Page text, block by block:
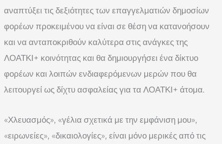
αναπτύξει τις δεξιότητες των επαγγελματιών δημοσίων
φορέων προκειμένου να είναι σε θέση να κατανοήσουν
και να ανταποκριθούν καλύτερα στις ανάγκες της
ΛΟΑΤΚΙ+ κοινότητας και θα δημιουργήσει ένα δίκτυο
φορέων και λοιπών ενδιαφερόμενων μερών που θα
λειτουργεί ως δίχτυ ασφαλείας για τα ΛΟΑΤΚΙ+ άτομα.
«Χλευασμός», «γέλια σχετικά με την εμφάνιση μου»,
«ειρωνείες», «δικαιολογίες», είναι μόνο μερικές από τις